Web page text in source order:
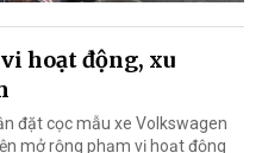
hoạt động, xu
đặt cọc mẫu xe Volkswagen
mở rộng phạm vị hoạt động